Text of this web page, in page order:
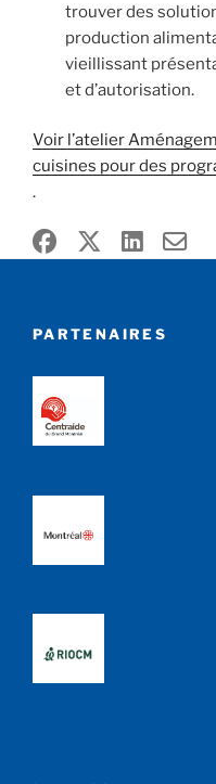
trouver des
production
vieillissant
et d’autorisation.
Voir l’atelier
cuisines pour des
.
PARTENAIRES